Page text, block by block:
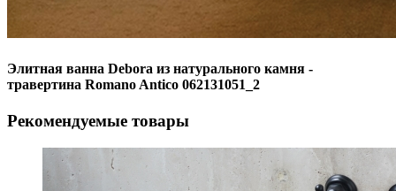
Элитная ванна Debora из натурального камня -
травертина Romano Antico 062131051_2
Рекомендуемые товары